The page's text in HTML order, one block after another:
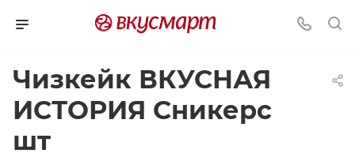
Чизкейк ВКУСНАЯ
ИСТОРИЯ Сникерс
шт